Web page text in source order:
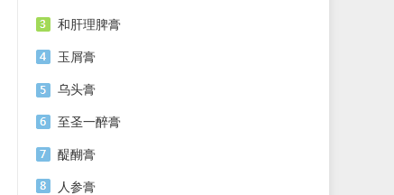
和肝理脾膏
玉屑膏
乌头膏
至圣一醉膏
醍醐膏
人参膏